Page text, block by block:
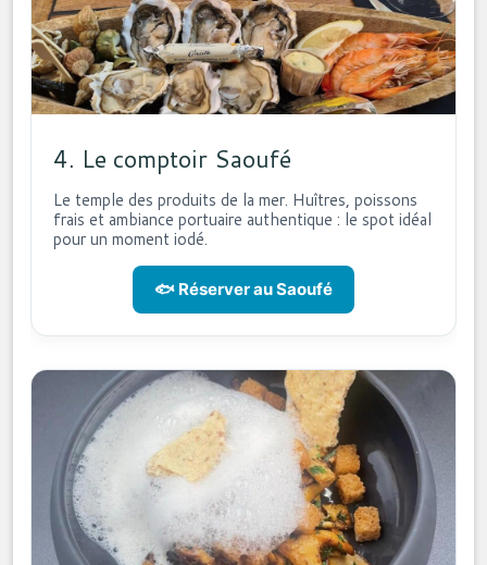
4. Le comptoir Saoufé
Le temple des produits de la mer. Huîtres, poissons
frais et ambiance portuaire authentique : le spot idéal
pour un moment iodé.
🐟 Réserver au Saoufé